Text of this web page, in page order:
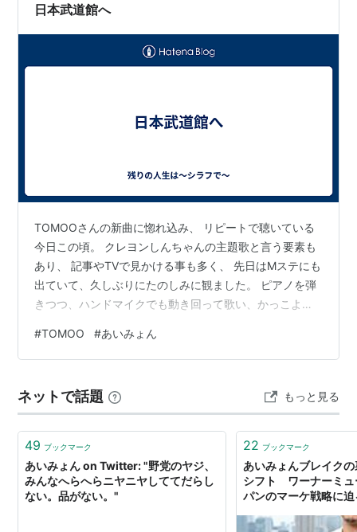
2018年4月にはミュージックステーションに出演し、
本楽曲を披露。
あいみょん,立崎優介,田
発売日:2017/09/13
メディア:CD
この商品を含むブログ (1件) を見る
日本武道館へ
TOMOOさんの新曲に惚れ込み、 リピートで聴いている
今日この頃。 クレヨンしんちゃんの主題歌と言う要素も
あり、 記事やTVで見かける事も多く、 先日はMステにも
出ていて、久しぶりにたのしみに観ました。 ピアノを弾
きつつ、ハンドマイクでも動き回って歌い、かっこよか
んの数秒くらいは削らないで欲しかったな） あいみょん
と並んでいる姿はなんだかとてもうれしかったし、 お互
で、土曜夜には去年のTOMOO武道館ライヴが限定公
開。 もちろん、しっかりと拝見いたしました。 いやー、
行きたかった。 ベーコン…
#TOMOO #あいみょん
ネットで話題 もっと見る
49 ブックマーク
あいみょん on Twitter: "野党のヤジ、
みんなへらへらニヤニヤしててだらし
ない。品がない。"
22 ブックマーク
あいみょんブレイク
シフト ワーナーミュ
パンのマーケ戦略に